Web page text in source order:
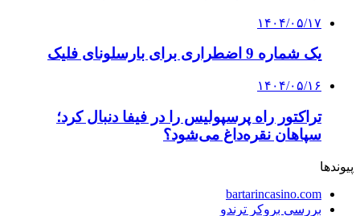
۱۴۰۴/۰۵/۱۷
یک شماره 9 اضطراری برای بارسلونای فلیک
۱۴۰۴/۰۵/۱۶
تراکتور راه پرسپولیس را در فیفا دنبال کرد؛
سپاهان نقره‌داغ می‌شود؟
پیوندها
bartarincasino.com
بررسی بروکر ترندو